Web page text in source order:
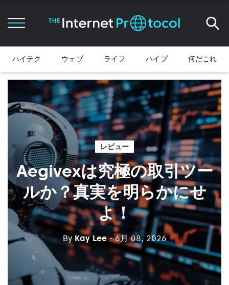
ハイテク ウェブ ライフ ハイプ 何だこれ
レビュー
Aegivexは究極の取引ツー
ルか？真実を明らかにせ
よ！
By Kay Lee - 6月 08, 2026